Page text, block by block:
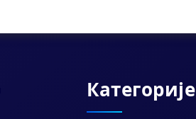
Категорије